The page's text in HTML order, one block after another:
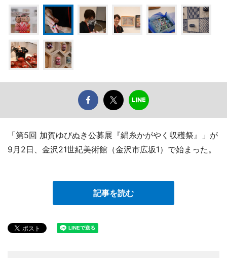
「第5回 加賀ゆびぬき公募展『絹糸かがやく収穫祭』」が
9月2日、金沢21世紀美術館（金沢市広坂1）で始まった。
記事を読む